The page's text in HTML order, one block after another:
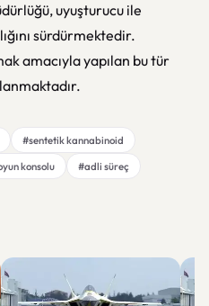
uyuşturucu ile
sürdürmektedir.
amacıyla yapılan bu tür
#sentetik kannabinoid
konsolu
#adli süreç